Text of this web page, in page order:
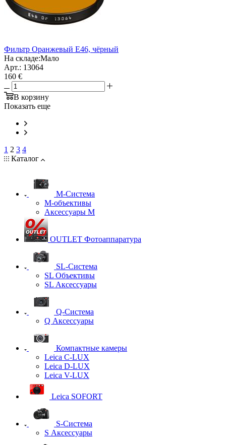
Фильтр Oранжевый E46, чёрный
На складе:Мало
Арт.: 13064
160 €
В корзину
Показать еще
1 2 3 4
Каталог
M-Система
М-объективы
Аксессуары М
OUTLET Фотоаппаратура
SL-Система
SL Объективы
SL Аксессуары
Q-Cистема
Q Аксессуары
Компактные камеры
Leica C-LUX
Leica D-LUX
Leica V-LUX
Leica SOFORT
S-Система
S Аксессуары